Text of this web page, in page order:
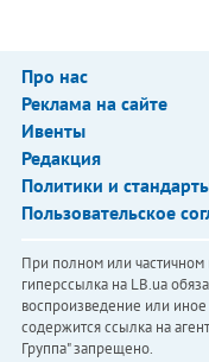
Про нас
Реклама на сайте
Ивенты
Редакция
Политики и
Пользовательское
При полном или
гиперссылка на LB.ua
воспроизведение или
содержится ссылка на
Группа" запрещено.